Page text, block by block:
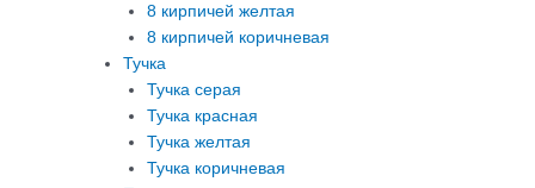
8 кирпичей желтая
8 кирпичей коричневая
Тучка
Тучка серая
Тучка красная
Тучка желтая
Тучка коричневая